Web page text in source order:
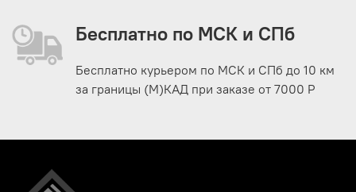
Бесплатно по МСК и СПб
Бесплатно курьером по МСК и СПб до 10 км
за границы (М)КАД при заказе от 7000 Р